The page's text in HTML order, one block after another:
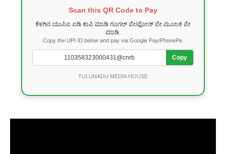
Scan this QR Code to Pay
ಕೆಳಗಿನ ಯುಪಿಐ ಐಡಿ ಕಾಪಿ ಮಾಡಿ ಗೂಗಲ್ ಪೇ/ಫೋನ್ ಪೇ ಮೂಲಕ ಪೇ
ಮಾಡಿ.
Copy the UPI ID below and pay via Google Pay/PhonePe.
Copy
TULUNADU MEDIA HOUSE